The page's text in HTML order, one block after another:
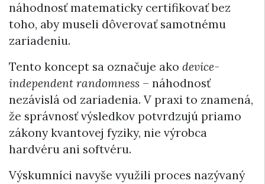
náhodnosť matematicky certifikovať bez
toho, aby museli dôverovať samotnému
zariadeniu.
Tento koncept sa označuje ako device-
independent randomness – náhodnosť
nezávislá od zariadenia. V praxi to znamená,
že správnosť výsledkov potvrdzujú priamo
zákony kvantovej fyziky, nie výrobca
hardvéru ani softvéru.
Výskumníci navyše využili proces nazývaný